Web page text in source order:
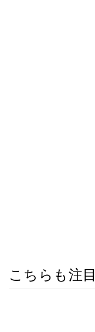
こちらも注目